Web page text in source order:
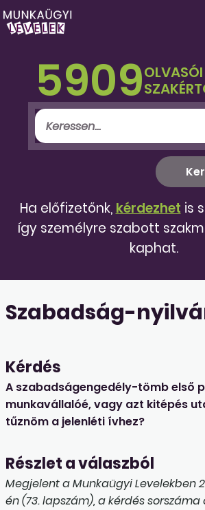
5909OLVASÓI
Ha előfizetőnk, kérdezhet is
így személyre szabott
kaphat.
Szabadság-
Kérdés
A szabadságengedély-tömb első
munkavállalóé, vagy azt kitépés
tűznöm a jelenléti ívhez?
Részlet a válaszból
Megjelent a Munkaügyi Levelekben
én (73. lapszám), a kérdés sorszáma